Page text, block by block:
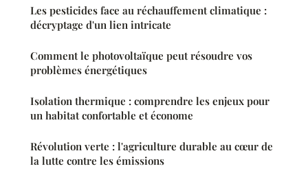
Les pesticides face au réchauffement climatique :
décryptage d'un lien intricate
Comment le photovoltaïque peut résoudre vos
problèmes énergétiques
Isolation thermique : comprendre les enjeux pour
un habitat confortable et économe
Révolution verte : l'agriculture durable au cœur de
la lutte contre les émissions